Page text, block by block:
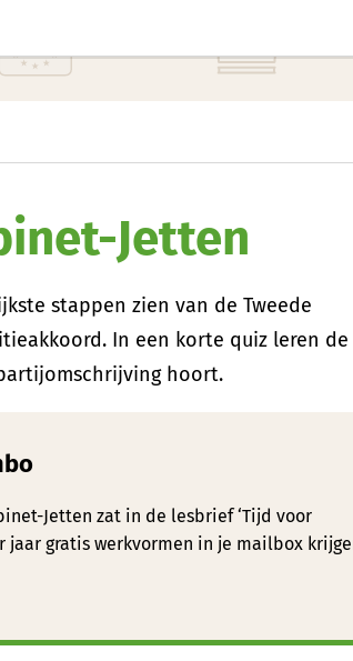
Jetten
stappen zien van de Tweede
In een korte quiz leren de
hoort.
Jetten zat in de lesbrief ‘Tijd voor
jaar gratis werkvormen in je mailbox